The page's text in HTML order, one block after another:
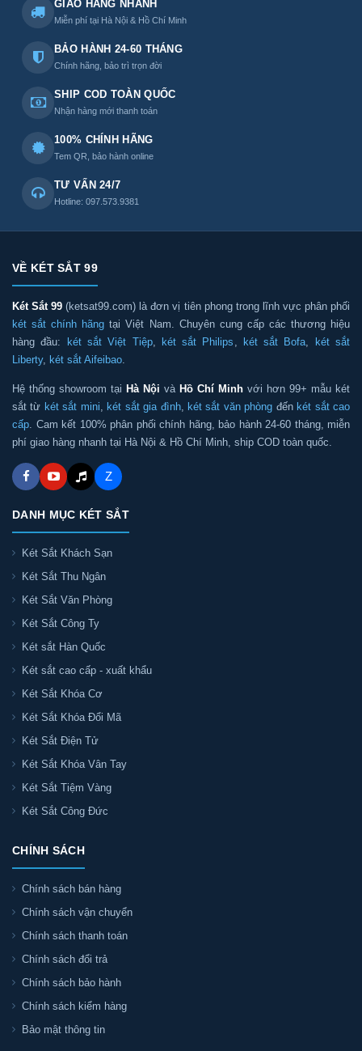
GIAO HÀNG NHANH
Miễn phí tại Hà Nội & Hồ Chí Minh
BẢO HÀNH 24-60 THÁNG
Chính hãng, bảo trì trọn đời
SHIP COD TOÀN QUỐC
Nhận hàng mới thanh toán
100% CHÍNH HÃNG
Tem QR, bảo hành online
TƯ VẤN 24/7
Hotline: 097.573.9381
VỀ KÉT SẮT 99
Két Sắt 99 (ketsat99.com) là đơn vị tiên phong trong lĩnh vực phân phối
két sắt chính hãng tại Việt Nam. Chuyên cung cấp các thương hiệu
hàng đầu: két sắt Việt Tiệp, két sắt Philips két sắt Bofa
két sắt
Liberty, két sắt Aifeibao
Hệ thống showroom tại Hà Nội và Hồ Chí Minh với hơn 99+ mẫu két
sắt từ két sắt mini ,két sắt gia đình, két sắt văn phòng đếnkét sắt cao
cấp . Cam kết 100% phân phối chính hãng, bảo hành 24-60 tháng, miễn
phí giao hàng nhanh tại Hà Nội & Hồ Chí Minh, ship COD toàn quốc.
Z
DANH MỤC KÉT SẮT
Két Sắt Khách Sạn
Két Sắt Thu Ngân
Két Sắt Văn Phòng
Két Sắt Công Ty
Két sắt Hàn Quốc
Két sắt cao cấp - xuất khẩu
Két Sắt Khóa Cơ
Két Sắt Khóa Đổi Mã
Két Sắt Điện Tử
Két Sắt Khóa Vân Tay
Két Sắt Tiệm Vàng
Két Sắt Công Đức
CHÍNH SÁCH
Chính sách bán hàng
Chính sách vận chuyển
Chính sách thanh toán
Chính sách đổi trả
Chính sách bảo hành
Chính sách kiểm hàng
Bảo mật thông tin